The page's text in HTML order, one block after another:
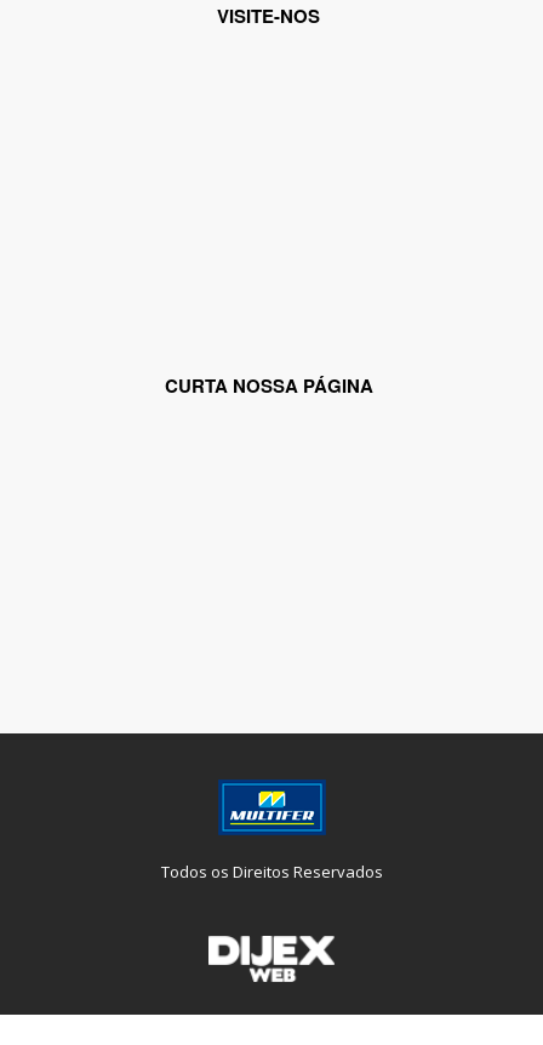
VISITE-NOS
CURTA NOSSA PÁGINA
Todos os Direitos Reservados